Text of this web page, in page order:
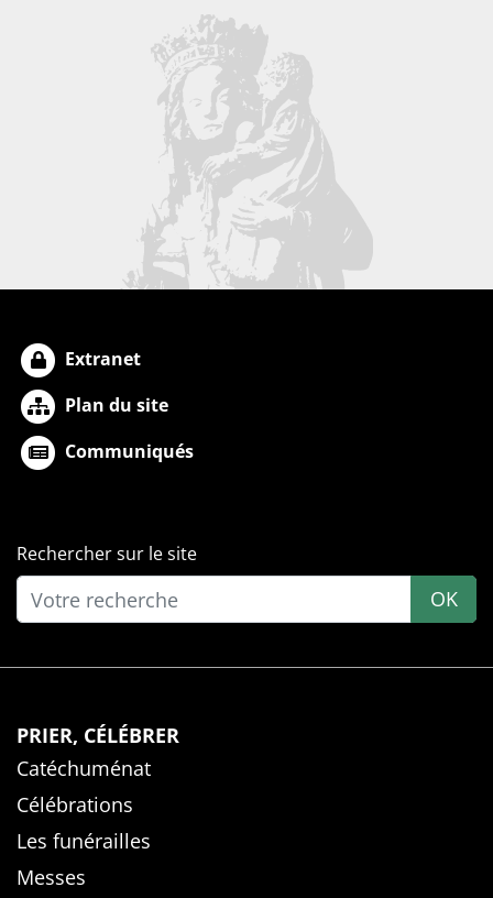
Extranet
Plan du site
Communiqués
Rechercher sur le site
OK
PRIER, CÉLÉBRER
Catéchuménat
Célébrations
Les funérailles
Messes